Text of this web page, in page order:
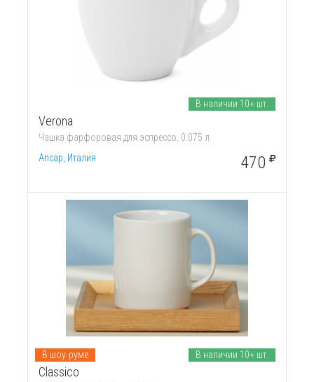
Verona
Чашка фарфоровая для эспрессо, 0.075 л
Ancap, Италия
В наличии 10+ шт.
470
Classico
В шоу-руме В наличии 10+ шт.